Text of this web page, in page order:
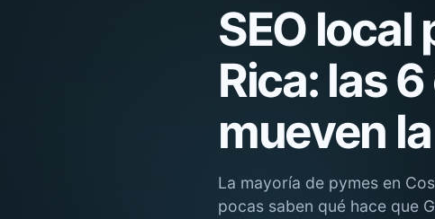
SEO local
Rica: las
mueven
La mayoría de pymes en
pocas saben qué hace que